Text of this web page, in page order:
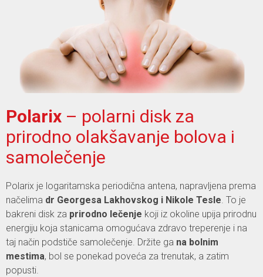
Polarix– polarni disk za
prirodno olakšavanje bolova i
samolečenje
Polarix je logaritamska periodična antena, napravljena prema
načelima dr Georgesa Lakhovskog i Nikole Tesle. To je
bakreni disk za prirodno lečenje koji iz okoline upija prirodnu
energiju koja stanicama omogućava zdravo treperenje i na
taj način podstiče samolečenje. Držite ga na bolnim
mestima, bol se ponekad poveća za trenutak, a zatim
popusti.